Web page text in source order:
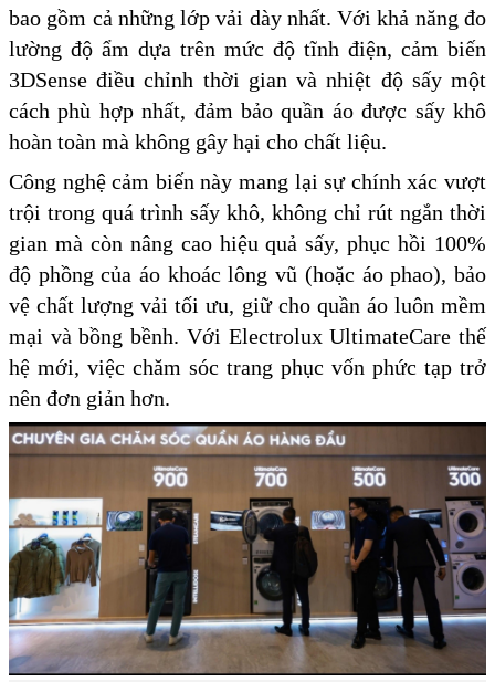
bao gồm cả những lớp vải dày nhất. Với khả năng đo
lường độ ẩm dựa trên mức độ tĩnh điện, cảm biến
3DSense điều chỉnh thời gian và nhiệt độ sấy một
cách phù hợp nhất, đảm bảo quần áo được sấy khô
hoàn toàn mà không gây hại cho chất liệu.
Công nghệ cảm biến này mang lại sự chính xác vượt
trội trong quá trình sấy khô, không chỉ rút ngắn thời
gian mà còn nâng cao hiệu quả sấy, phục hồi 100%
độ phồng của áo khoác lông vũ (hoặc áo phao), bảo
vệ chất lượng vải tối ưu, giữ cho quần áo luôn mềm
mại và bồng bềnh. Với Electrolux UltimateCare thế
hệ mới, việc chăm sóc trang phục vốn phức tạp trở
nên đơn giản hơn.